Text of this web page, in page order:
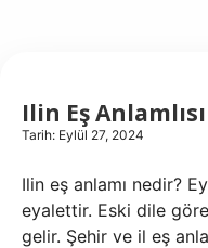
Ilin Eş
Tarih: Eylül 27, 2024
Ilin eş anlamı nedir?
eyalettir. Eski dile
gelir. Şehir ve il eş